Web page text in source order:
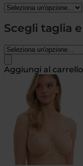
Scegli taglia
Aggiungi al carrello